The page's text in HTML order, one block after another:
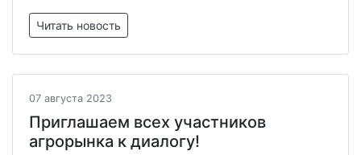
Читать новость
07 августа 2023
Приглашаем всех участников
агрорынка к диалогу!